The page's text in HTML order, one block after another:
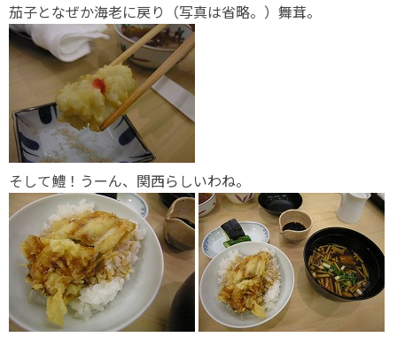
茄子となぜか海老に戻り（写真は省略。）舞茸。
そして鱧！うーん、関西らしいわね。